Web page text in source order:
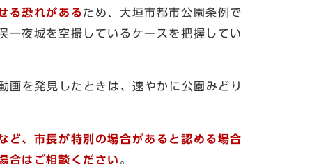
る恐れがあるため、大垣市都市公園条例で
一夜城を空撮しているケースを把握してい
を発見したときは、速やかに公園みどり
ど、市長が特別の場合があると認める場合
合はご相談ください 。